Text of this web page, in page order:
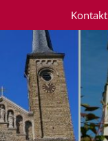
Kontakt